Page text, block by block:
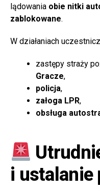
lądowania obie nitki
zablokowane.
W działaniach
zastępy straży
Gracze,
policja,
załoga LPR,
obsługa
i ustalanie